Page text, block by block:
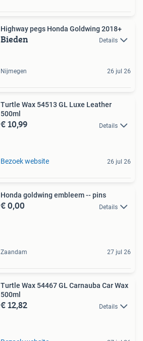
Highway pegs Honda Goldwing 2018+
Bieden Details
Nijmegen 26 jul 26
Turtle Wax 54513 GL Luxe Leather
500ml
€ 10,99 Details
Bezoek website 26 jul 26
Honda goldwing embleem -- pins
€ 0,00 Details
Zaandam 27 jul 26
Turtle Wax 54467 GL Carnauba Car Wax
500ml
€ 12,82 Details